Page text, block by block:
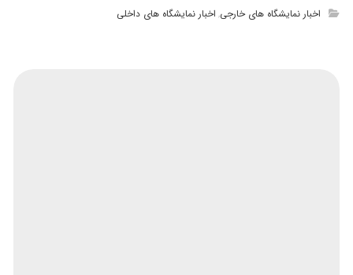
اخبار نمایشگاه های خارجی, اخبار نمایشگاه های داخلی